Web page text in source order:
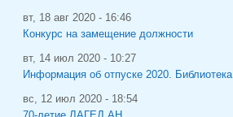
вт, 18 авг 2020 - 16:46
Конкурс на замещение должности
вт, 14 июл 2020 - 10:27
Информация об отпуске 2020. Библиотека
вс, 12 июл 2020 - 18:54